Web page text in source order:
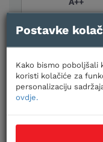
na rate
Postavke
Kako bismo poboljšali
koristi kolačiće za
personalizaciju
ovdje.